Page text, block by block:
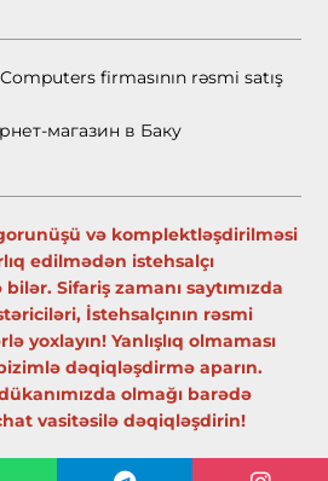
firmasının rəsmi satış
магазин в Баку
və komplektləşdirilməsi
edilmədən istehsalçı
Sifariş zamanı saytımızda
İstehsalçının rəsmi
yoxlayın! Yanlışlıq olmaması
dəqiqləşdirmə aparın.
olmağı barədə
vasitəsilə dəqiqləşdirin!